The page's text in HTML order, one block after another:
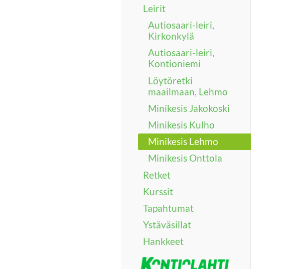
Leirit
Autiosaari-leiri,
Kirkonkylä
Autiosaari-leiri,
Kontioniemi
Löytöretki
maailmaan, Lehmo
Minikesis Jakokoski
Minikesis Kulho
Minikesis Lehmo
Minikesis Onttola
Retket
Kurssit
Tapahtumat
Ystäväsillat
Hankkeet